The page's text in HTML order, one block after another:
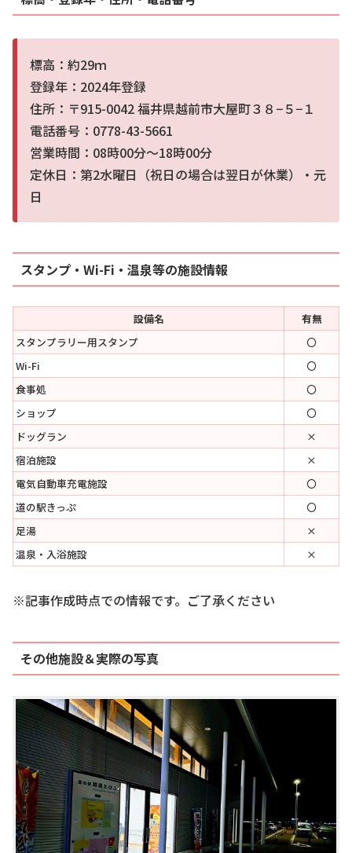
標高：約29ｍ
登録年：2024年登録
住所：〒915-0042 福井県越前市大屋町３８−５−１
電話番号：0778-43-5661
営業時間：08時00分～18時00分
定休日：第2水曜日（祝日の場合は翌日が休業）・元
日
スタンプ・Wi-Fi・温泉等の施設情報
設備名
有無
スタンプラリー用スタンプ
〇
Wi-Fi
〇
食事処
〇
ショップ
〇
ドッグラン
×
宿泊施設
×
電気自動車充電施設
〇
道の駅きっぷ
〇
足湯
×
温泉・入浴施設
×
※記事作成時点での情報です。ご了承ください
その他施設＆実際の写真